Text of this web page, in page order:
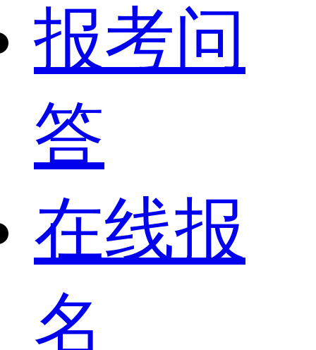
报考问
答
在线报
名